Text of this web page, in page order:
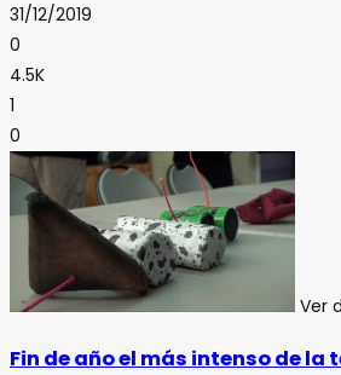
31/12/2019
0
4.5K
1
0
Ver
Fin de año el más intenso de la